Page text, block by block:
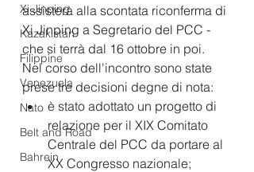
Xi Jinping
Kazakistan
Filippine
Venezuela
Nato
Belt and Road
Bahrein
assisterà alla scontata riconferma di
Xi Jinping a Segretario del PCC -
che si terrà dal 16 ottobre in poi.
Nel corso dell'incontro sono state
prese tre decisioni degne di nota:
è stato adottato un progetto di
relazione per il XIX Comitato
Centrale del PCC da portare al
XX Congresso nazionale;